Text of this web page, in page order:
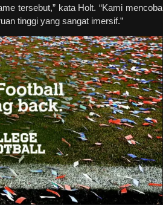
tersebut,” kata Holt. “Kami mencoba
tinggi yang sangat imersif.”